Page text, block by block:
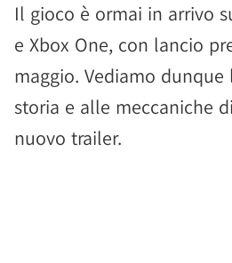
Il gioco è ormai in arrivo
e Xbox One, con lancio
maggio. Vediamo
storia e alle meccaniche
nuovo trailer.